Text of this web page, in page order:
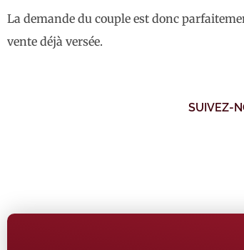
La demande du couple est donc
vente déjà versée.
SUIVEZ-